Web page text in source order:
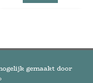
gemaakt door